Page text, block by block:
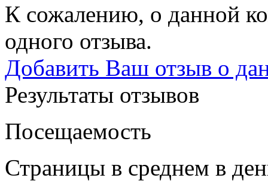
К сожалению, о данной
одного отзыва.
Добавить Ваш отзыв о
Результаты отзывов
Посещаемость
Страницы в среднем в